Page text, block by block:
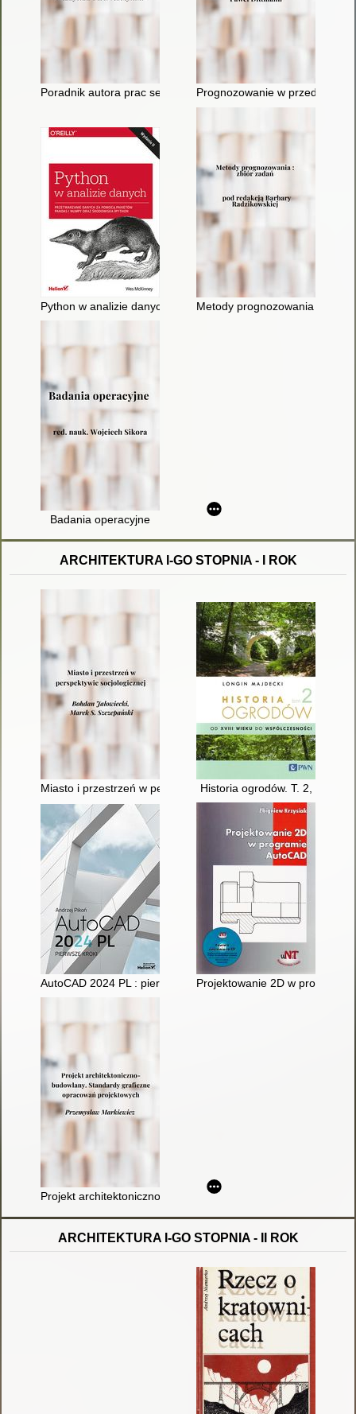
Poradnik autora prac seminaryjnych, dyplomowych i
Prognozowanie w
Python w analizie danych : przetwarzanie danych za pomocą
Metody prognozowania : zbiór
Badania operacyjne
ARCHITEKTURA I-GO STOPNIA - I ROK
Miasto i przestrzeń w perspektywie socjologicznej
Historia ogrodów. T. 2,
AutoCAD 2024 PL : pierwsze krokiProjektowanie 2D w programie
Projekt architektoniczno-budowlany : standardy graficzne
ARCHITEKTURA I-GO STOPNIA - II ROK